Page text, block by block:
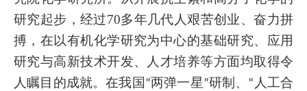
研究起步，经过70多年几代人艰苦创业、奋力拼
搏，在以有机化学研究为中心的基础研究、应用
研究与高新技术开发、人才培养等方面均取得令
人瞩目的成就。在我国 “两弹一星”研制、 “ 人工合